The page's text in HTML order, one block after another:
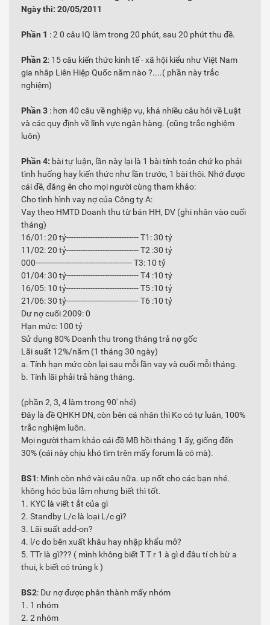
Ngày thi: 20/05/2011
Phần 1 : 2 0 câu IQ làm trong 20 phút, sau 20 phút thu đề.
Phần 2: 15 câu kiến thức kinh tế - xã hội kiểu như Việt Nam
gia nhâp Liên Hiệp Quốc năm nào ?....( phần này trắc
nghiệm)
Phần 3 : hơn 40 câu về nghiệp vụ, khá nhiều câu hỏi về Luật
và các quy định về lĩnh vực ngân hàng. (cũng trắc nghiệm
luôn)
Phần 4: bài tự luận, lần này lại là 1 bài tính toán chứ ko phải
tình huống hay kiến thức như lần trước, 1 bài thôi. Nhớ được
cái đề, đăng ên cho mọi người cùng tham khảo:
Cho tình hình vay nợ của Công ty A:
Vay theo HMTD Doanh thu từ bán HH, DV (ghi nhân vào cuối
tháng)
16/01: 20 tỷ------------------------------ T1: 30 tỷ
11/02: 20 tỷ------------------------------ T2 :30 tỷ
000---------------------------------------- T3: 10 tỷ
01/04: 30 tỷ------------------------------ T4 :10 tỷ
16/05: 10 tỷ------------------------------ T5 :10 tỷ
21/06: 30 tỷ------------------------------ T6 :10 tỷ
Dư nợ cuối 2009: 0
Hạn mức: 100 tỷ
Sử dụng 80% Doanh thu trong tháng trả nợ gốc
Lãi suất 12%/năm (1 tháng 30 ngày)
a. Tính hạn mức còn lại sau mỗi lần vay và cuối mỗi tháng.
b. Tính lãi phải trả hàng tháng.
(phần 2, 3, 4 làm trong 90' nhé)
Đây là đề QHKH DN, còn bên cá nhân thì Ko có tự luân, 100%
trắc nghiệm luôn.
Mọi người tham khảo cái đề MB hồi tháng 1 ấy, giống đến
30% (cái này chịu khó tìm trên mấy forum là có mà).
BS1: Mình còn nhớ vài câu nữa. up nốt cho các bạn nhé.
không hóc búa lắm nhưng biết thì tốt.
1. KYC là viết t ắt của gì
2. Standby L/c là loại L/c gì?
3. Lãi suất add-on?
4. l/c do bên xuất khâu hay nhập khẩu mở?
5. TTr là gì??? ( mình không biết T T r 1 à gì d đâu tí ch bừ a
thui, k biết có trúng k )
BS2: Dư nợ được phân thành mấy nhóm
1. 1 nhóm
2. 2 nhóm